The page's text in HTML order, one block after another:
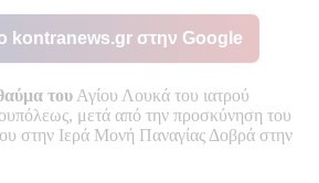
kontranews.gr στην Google
του Αγίου Λουκά του ιατρού
μετά από την προσκύνηση του
στην Ιερά Μονή Παναγίας Δοβρά στην